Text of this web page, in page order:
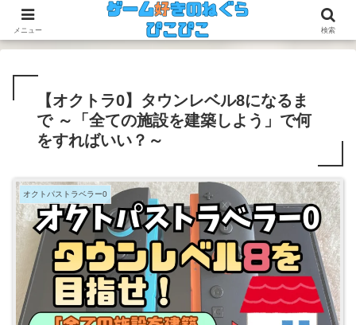
今のゲームも昔のゲームも面白い！
【オクトラ0】タウンレベル8になるま
で ～「全ての施設を建築しよう」で何
をすればいい？～
オクトパストラベラー0
メニュー 検索